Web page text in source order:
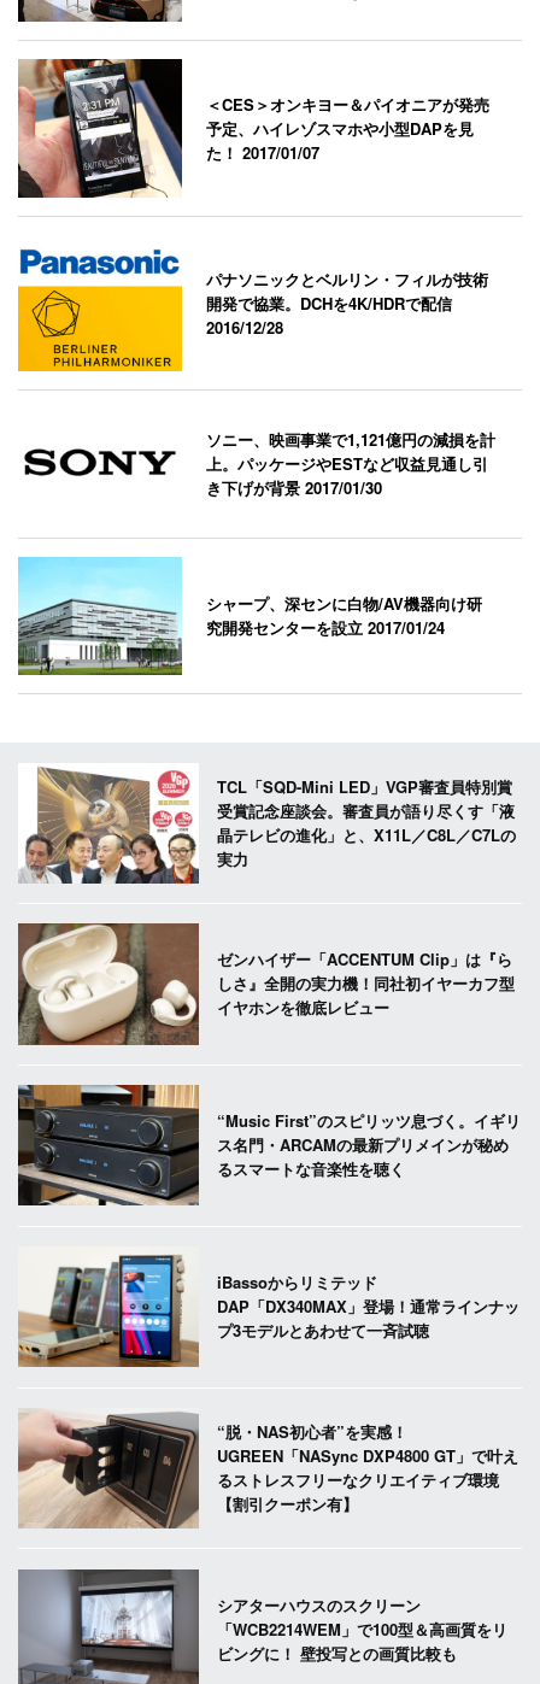
＜CES＞オンキヨー＆パイオニアが発売
予定、ハイレゾスマホや小型DAPを見
た！2017/01/07
パナソニックとベルリン・フィルが技術
開発で協業。DCHを4K/HDRで配信
2016/12/28
ソニー、映画事業で1,121億円の減損を計
上。パッケージやESTなど収益見通し引
き下げが背景2017/01/30
シャープ、深センに白物/AV機器向け研
究開発センターを設立2017/01/24
TCL「SQD-Mini LED」VGP審査員特別賞
受賞記念座談会。審査員が語り尽くす「液
晶テレビの進化」と、X11L／C8L／C7Lの
実力
ゼンハイザー「ACCENTUM Clip」は『ら
しさ』全開の実力機！同社初イヤーカフ型
イヤホンを徹底レビュー
“Music First”のスピリッツ息づく。イギリ
ス名門・ARCAMの最新プリメインが秘め
るスマートな音楽性を聴く
iBassoからリミテッド
DAP「DX340MAX」登場！通常ラインナッ
プ3モデルとあわせて一斉試聴
“脱・NAS初心者”を実感！
UGREEN「NASync DXP4800 GT」で叶え
るストレスフリーなクリエイティブ環境
【割引クーポン有】
シアターハウスのスクリーン
「WCB2214WEM」で100型＆高画質をリ
ビングに！ 壁投写との画質比較も